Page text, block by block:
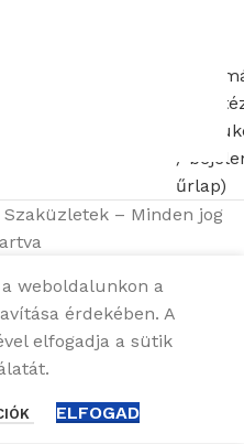
/
űrlap)
– Minden jog
weboldalunkon a
érdekében. A
elfogadja a sütik
ELFOGAD